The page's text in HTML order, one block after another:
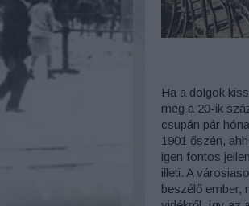
Ha a dolgok
meg a 20-ik
csupán pár
1901 őszén,
igen fontos
illeti. A
beszélő ember,